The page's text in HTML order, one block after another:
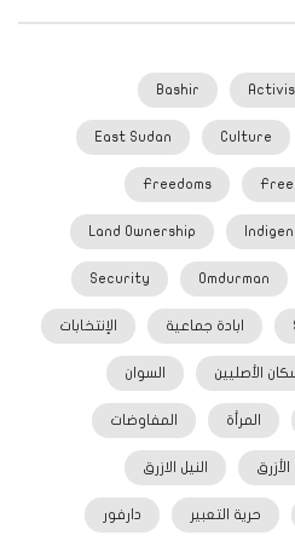
Bashir
Culture
East Sudan
Freedoms
Land Ownership
Omdurman
Security
ابادة جماعية الإنتخابات
الأصليين السوان
المرأة المفاوضات
الأزرق النيل الازرق
حرية التعبير دارفور